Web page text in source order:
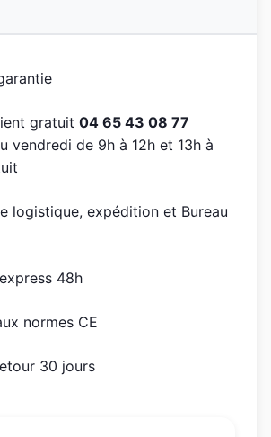
gratuit 04 65 43 08 77
vendredi de 9h à 12h et 13h à
logistique, expédition et Bureau
48h
normes CE
30 jours